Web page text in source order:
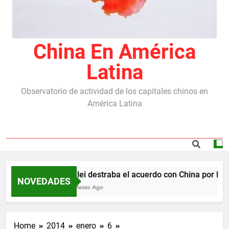
China En América
Latina
Observatorio de actividad de los capitales chinos en
América Latina
NOVEDADES
Milei destraba el acuerdo con China por las
6 Meses Ago
Home 2014 enero 6